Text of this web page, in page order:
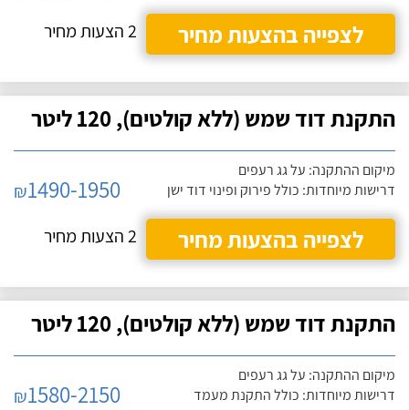
לצפייה בהצעות מחיר
2 הצעות מחיר
התקנת דוד שמש (ללא קולטים), 120 ליטר
מיקום ההתקנה: על גג רעפים
דרישות מיוחדות: כולל פירוק ופינוי דוד ישן
₪1490-1950
לצפייה בהצעות מחיר
2 הצעות מחיר
התקנת דוד שמש (ללא קולטים), 120 ליטר
מיקום ההתקנה: על גג רעפים
דרישות מיוחדות: כולל התקנת מעמד
₪1580-2150